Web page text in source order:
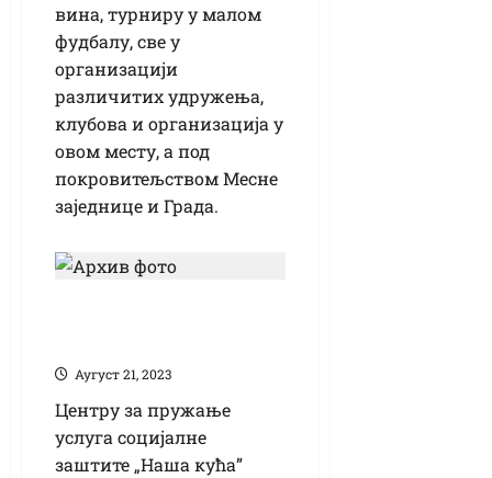
вина, турниру у малом
фудбалу, све у
организацији
различитих удружења,
клубова и организација у
овом месту, а под
покровитељством Месне
заједнице и Града.
Аугуст 21, 2023
Центру за пружање
услуга социјалне
заштите „Наша кућа”